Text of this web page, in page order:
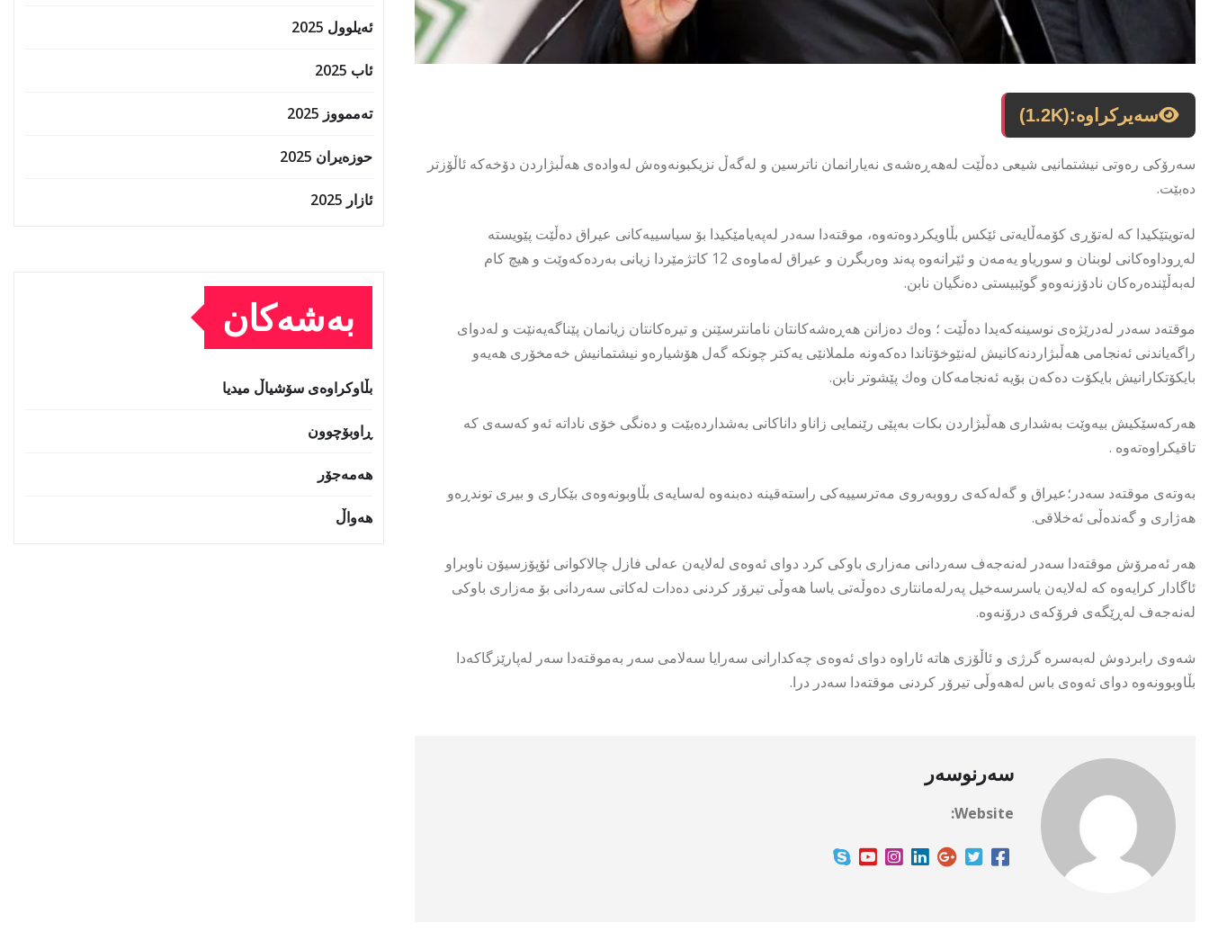
سەیرکراوە:(1.2K)
سەرۆكی رەوتی نیشتمانیی شیعی دەڵێت لەهەڕەشەی نەیارانمان ناترسین و لەگەڵ نزیكبونەوەش لەوادەی هەڵبژاردن دۆخەكە ئاڵۆزتر
دەبێت.
لەتویتێكیدا كە لەتۆڕی كۆمەڵایەتی ئێكس بڵاویكردوەتەوە، موقتەدا سەدر لەپەیامێكیدا بۆ سیاسییەكانی عیراق دەڵێت پێویستە
لەڕوداوەكانی لوبنان و سوریاو یەمەن و ئێرانەوە پەند وەربگرن و عیراق لەماوەی 12 كاتژمێردا زیانی بەردەكەوێت و هیچ كام
لەبەڵێندەرەكان نادۆزنەوەو گوێبیستی دەنگیان نابن.
موقتەد سەدر لەدرێژەی نوسینەكەیدا دەڵێت ؛ وەك دەزانن هەڕەشەكانتان نامانترسێنن و تیرەكانتان زیانمان پێناگەیەنێت و لەدوای
راگەیاندنی ئەنجامی هەڵبژاردنەكانیش لەنێوخۆتاندا دەكەونە ململانێی یەكتر چونكە گەل هۆشیارەو نیشتمانیش خەمخۆری هەیەو
بایكۆتكارانیش بایكۆت دەكەن بۆیە ئەنجامەكان وەك پێشوتر نابن.
هەركەسێكیش بیەوێت بەشداری هەڵبژاردن بكات بەپێی رێنمایی زاناو داناكانی بەشداردەبێت و دەنگی خۆی ناداتە ئەو كەسەی كە
تاقیكراوەتەوە .
بەوتەی موقتەد سەدر؛عیراق و گەلەكەی رووبەروی مەترسییەكی راستەقینە دەبنەوە لەسایەی بڵاوبونەوەی بێكاری و بیری توندڕەو
هەژاری و گەندەڵی ئەخلاقی.
هەر ئەمرۆش موقتەدا سەدر لەنەجەف سەردانی مەزاری باوكی كرد دوای ئەوەی لەلایەن عەلی فازل چالاكوانی ئۆپۆزسیۆن ناوبراو
ئاگادار كرایەوە كە لەلایەن یاسرسەخیل پەرلەمانتاری دەوڵەتی یاسا هەوڵی تیرۆر كردنی دەدات لەكاتی سەردانی بۆ مەزاری باوكی
لەنەجەف لەڕێگەی فرۆكەی درۆنەوە.
شەوی رابردوش لەبەسرە گرژی و ئاڵۆزی هاتە ئاراوە دوای ئەوەی چەكدارانی سەرایا سەلامی سەر بەموقتەدا سەر لەپارێزگاكەدا
بڵاوبوونەوە دوای ئەوەی باس لەهەوڵی تیرۆر كردنی موقتەدا سەدر درا.
سەرنوسەر
Website:
ئەیلوول 2025
ئاب 2025
تەممووز 2025
حوزه‌یران 2025
ئازار 2025
بەشەکان
بڵاوکراوەی سۆشیاڵ میدیا
ڕاوبۆچوون
هەمەجۆر
هەواڵ